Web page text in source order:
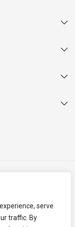
serve
traffic. By
website issue